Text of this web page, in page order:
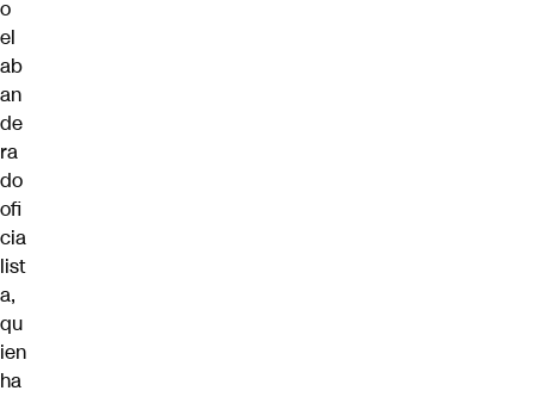
o
el
ab
an
de
ra
do
ofi
cia
list
a,
qu
ien
ha